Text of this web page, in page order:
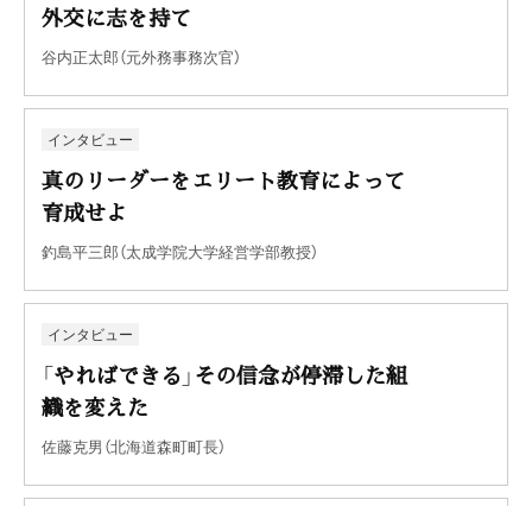
外交に志を持て
谷内正太郎（元外務事務次官）
インタビュー
真のリーダーをエリート教育によって
育成せよ
釣島平三郎（太成学院大学経営学部教授）
インタビュー
「やればできる」その信念が停滞した組
織を変えた
佐藤克男（北海道森町町長）